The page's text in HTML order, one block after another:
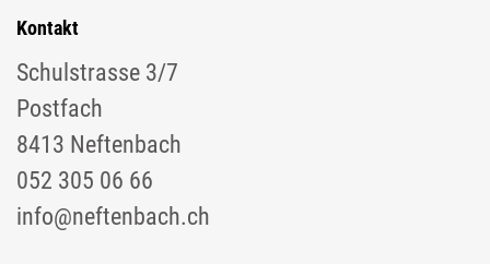
Kontakt
Schulstrasse 3/7
Postfach
8413 Neftenbach
052 305 06 66
info@neftenbach.ch